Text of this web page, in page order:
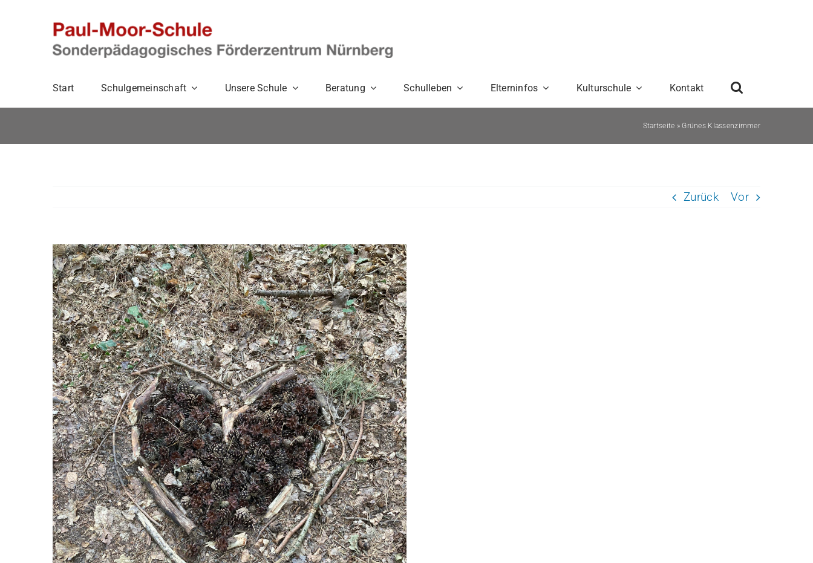
Start Schulgemeinschaft Unsere Schule Beratung Schulleben Elterninfos Kulturschule Kontakt
Startseite » Grünes Klassenzimmer
Zurück Vor
Zeige
grösseres
Bild